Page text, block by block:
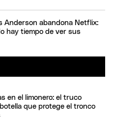
Anderson abandona Netflix:
hay tiempo de ver sus
en el limonero: el truco
que protege el tronco